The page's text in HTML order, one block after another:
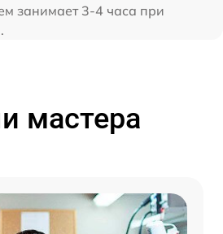
занимает 3-4 часа при
мастера